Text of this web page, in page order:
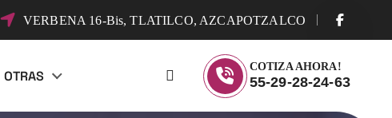
VERBENA 16-Bis, TLATILCO, AZCAPOTZALCO
OTRAS
COTIZA AHORA!
55-29-28-24-63